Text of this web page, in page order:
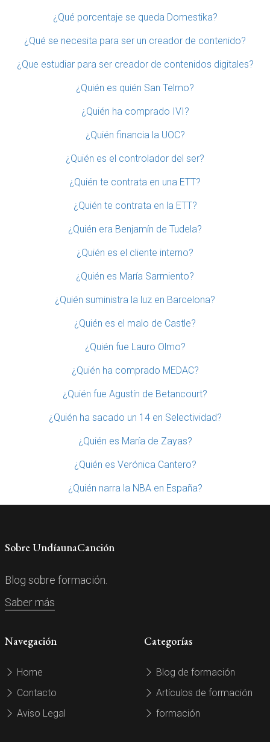
¿Qué porcentaje se queda Domestika?
¿Qué se necesita para ser un creador de contenido?
¿Que estudiar para ser creador de contenidos digitales?
¿Quién es quién San Telmo?
¿Quién ha comprado IVI?
¿Quién financia la UOC?
¿Quién es el controlador del ser?
¿Quién te contrata en una ETT?
¿Quién te contrata en la ETT?
¿Quién era Benjamín de Tudela?
¿Quién es el cliente interno?
¿Quién es María Sarmiento?
¿Quién suministra la luz en Barcelona?
¿Quién es el malo de Castle?
¿Quién fue Lauro Olmo?
¿Quién ha comprado MEDAC?
¿Quién fue Agustín de Betancourt?
¿Quién ha sacado un 14 en Selectividad?
¿Quién es María de Zayas?
¿Quién es Verónica Cantero?
¿Quién narra la NBA en España?
Sobre UndíaunaCanción
Blog sobre formación.
Saber más
Navegación
Home
Contacto
Aviso Legal
Categorías
Blog de formación
Artículos de formación
formación